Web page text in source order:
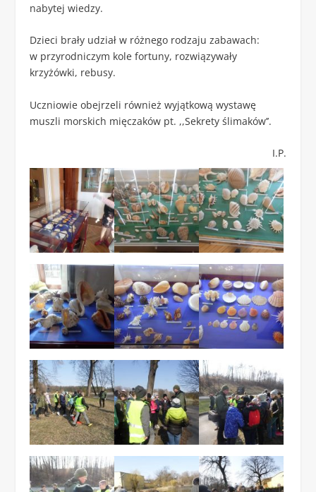
nabytej wiedzy.
Dzieci brały udział w różnego rodzaju zabawach:
w przyrodniczym kole fortuny, rozwiązywały
krzyżówki, rebusy.
Uczniowie obejrzeli również wyjątkową wystawę
muszli morskich mięczaków pt. ,,Sekrety ślimaków’’.
I.P.